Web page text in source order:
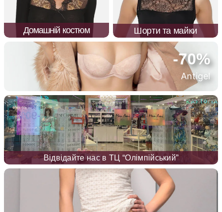
Домашній костюм Шорти та майки
-70%
Antigel
Відвідайте нас в ТЦ “Олімпійський”